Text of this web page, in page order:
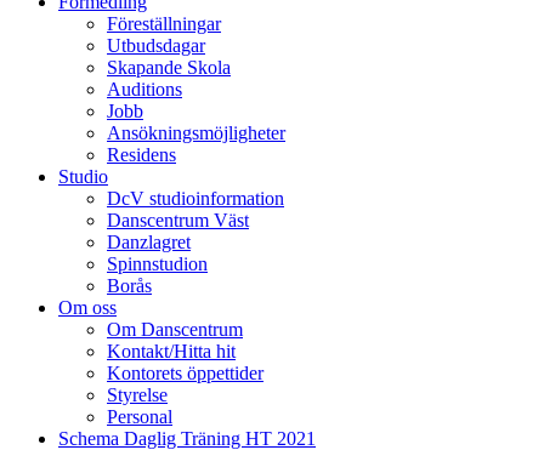
Föreställningar
Utbudsdagar
Skapande Skola
Auditions
Jobb
Ansökningsmöjligheter
Residens
Studio
DcV studioinformation
Danscentrum Väst
Danzlagret
Spinnstudion
Borås
Om oss
Om Danscentrum
Kontakt/Hitta hit
Kontorets öppettider
Styrelse
Personal
Schema Daglig Träning HT 2021